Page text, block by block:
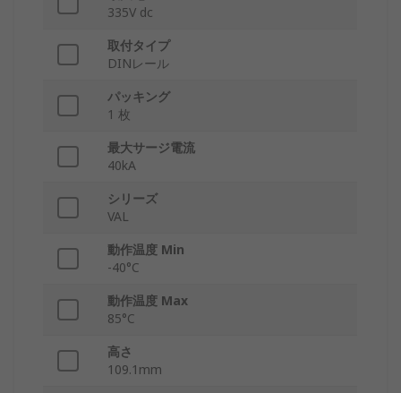
335V dc
取付タイプ
DINレール
パッキング
1 枚
最大サージ電流
40kA
シリーズ
VAL
動作温度 Min
-40°C
動作温度 Max
85°C
高さ
109.1mm